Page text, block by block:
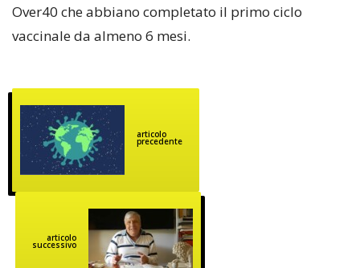
Over40 che abbiano completato il primo ciclo
vaccinale da almeno 6 mesi.
articolo
precedente
articolo
successivo